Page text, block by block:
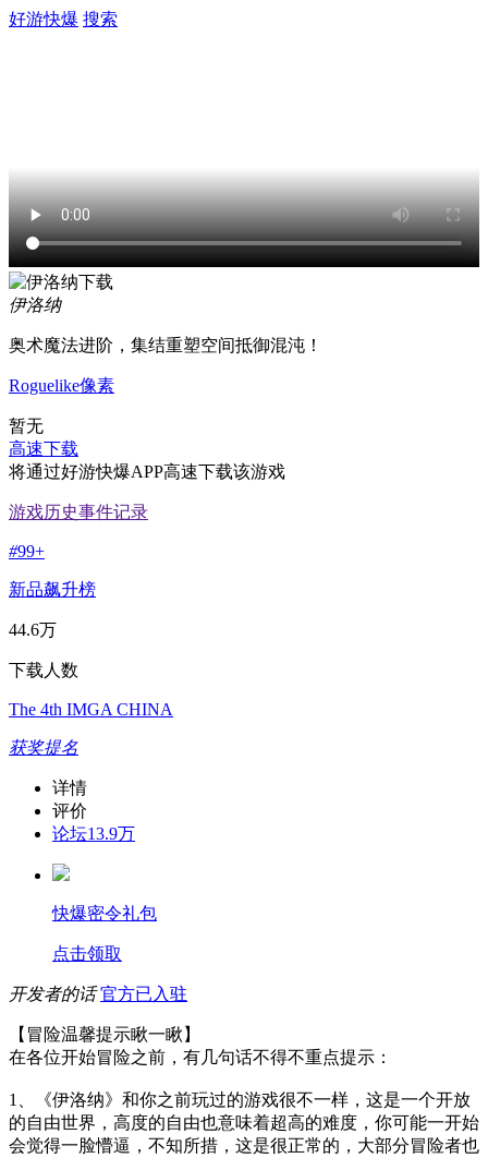
好游快爆 搜索
伊洛纳
奥术魔法进阶，集结重塑空间抵御混沌！
Roguelike像素
暂无
高速下载
将通过好游快爆APP高速下载该游戏
游戏历史事件记录
#99+
新品飙升榜
44.6万
下载人数
The 4th IMGA CHINA
获奖提名
详情
评价
论坛13.9万
快爆密令礼包
点击领取
开发者的话 官方已入驻
【冒险温馨提示瞅一瞅】
在各位开始冒险之前，有几句话不得不重点提示：
1、《伊洛纳》和你之前玩过的游戏很不一样，这是一个开放
的自由世界，高度的自由也意味着超高的难度，你可能一开始
会觉得一脸懵逼，不知所措，这是很正常的，大部分冒险者也